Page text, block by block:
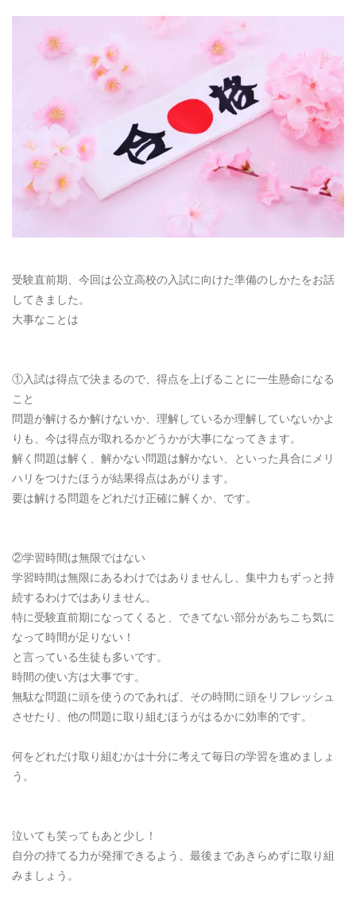
受験直前期、今回は公立高校の入試に向けた準備のしかたをお話
してきました。
大事なことは
①入試は得点で決まるので、得点を上げることに一生懸命になる
こと
問題が解けるか解けないか、理解しているか理解していないかよ
りも、今は得点が取れるかどうかが大事になってきます。
解く問題は解く、解かない問題は解かない、といった具合にメリ
ハリをつけたほうが結果得点はあがります。
要は解ける問題をどれだけ正確に解くか、です。
②学習時間は無限ではない
学習時間は無限にあるわけではありませんし、集中力もずっと持
続するわけではありません。
特に受験直前期になってくると、できてない部分があちこち気に
なって時間が足りない！
と言っている生徒も多いです。
時間の使い方は大事です。
無駄な問題に頭を使うのであれば、その時間に頭をリフレッシュ
させたり、他の問題に取り組むほうがはるかに効率的です。
何をどれだけ取り組むかは十分に考えて毎日の学習を進めましょ
う。
泣いても笑ってもあと少し！
自分の持てる力が発揮できるよう、最後まであきらめずに取り組
みましょう。